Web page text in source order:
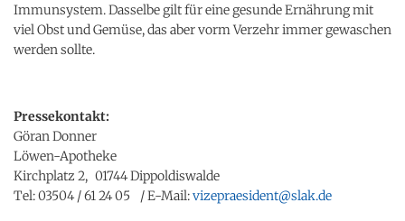
Immunsystem. Dasselbe gilt für eine gesunde Ernährung mit
viel Obst und Gemüse, das aber vorm Verzehr immer gewaschen
werden sollte.
Pressekontakt:
Göran Donner
Löwen-Apotheke
Kirchplatz 2, 01744 Dippoldiswalde
Tel: 03504 / 61 24 05 / E-Mail:vizepraesident@slak.de